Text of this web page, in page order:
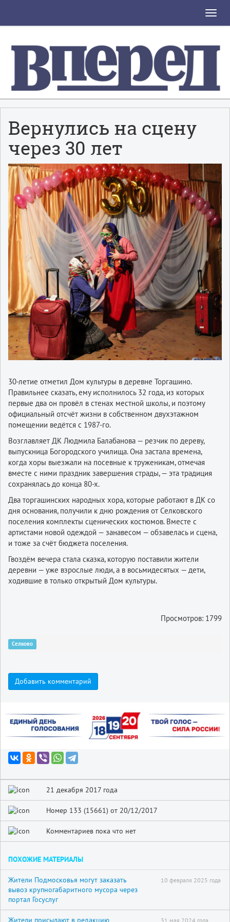
Toggle
Вернулись на сцену
через 30 лет
30-летие отметил Дом культуры в деревне Торгашино.
Правильнее сказать, ему исполнилось 32 года, из которых
первые два он провёл в стенах местной школы, и поэтому
официальный отсчёт жизни в собственном двухэтажном
помещении ведётся с 1987-го.
Возглавляет ДК Людмила Балабанова — резчик по дереву,
выпускница Богородского училища. Она застала времена,
когда хоры выезжали на посевные к труженикам, отмечая
вместе с ними праздник завершения страды, — эта традиция
сохранялась до конца 80-х.
Два торгашинских народных хора, которые работают в ДК со
дня основания, получили к дню рождения от Селковского
поселения комплекты сценических костюмов. Вместе с
артистами новой одеждой — занавесом — обзавелась и сцена,
и тоже за счёт бюджета поселения.
Гвоздём вечера стала сказка, которую поставили жители
деревни — уже взрослые люди, а в восьмидесятых — дети,
ходившие в только открытый Дом культуры.
Просмотров: 1799
Селково
Добавить комментарий
21 декабря 2017 года
Номер 133 (15661) от 20/12/2017
Комментариев пока что нет
ПОХОЖИЕ МАТЕРИАЛЫ
Жители Подмосковья могут заказать
вывоз крупногабаритного мусора через
портал Госуслуг
10 февраля 2025 года
Жители присылают в редакцию 31 мая 2024 года